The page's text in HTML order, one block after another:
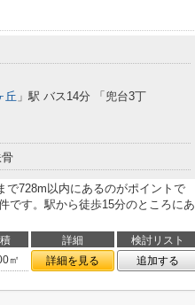
丘 」駅 バス14分 「兜台3丁
で728m以内にあるのがポイントで
です。駅から徒歩15分のところにあ
詳細
検討リスト
㎡ 詳細を見る 追加する